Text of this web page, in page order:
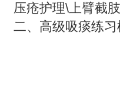
压疮护理\上臂截
二、 高级吸痰练